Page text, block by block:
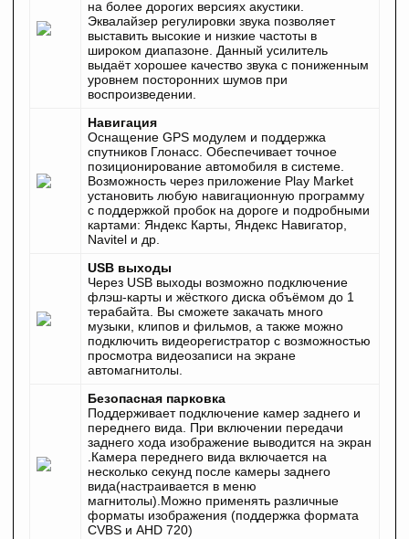
на более дорогих версиях акустики.
Эквалайзер регулировки звука позволяет
выставить высокие и низкие частоты в
широком диапазоне. Данный усилитель
выдаёт хорошее качество звука с пониженным
уровнем посторонних шумов при
воспроизведении.
Навигация
Оснащение GPS модулем и поддержка
спутников Глонасс. Обеспечивает точное
позиционирование автомобиля в системе.
Возможность через приложение Play Market
установить любую навигационную программу
с поддержкой пробок на дороге и подробными
картами: Яндекс Карты, Яндекс Навигатор,
Navitel и др.
USB выходы
Через USB выходы возможно подключение
флэш-карты и жёсткого диска объёмом до 1
терабайта. Вы сможете закачать много
музыки, клипов и фильмов, а также можно
подключить видеорегистратор с возможностью
просмотра видеозаписи на экране
автомагнитолы.
Безопасная парковка
Поддерживает подключение камер заднего и
переднего вида. При включении передачи
заднего хода изображение выводится на экран
.Камера переднего вида включается на
несколько секунд после камеры заднего
вида(настраивается в меню
магнитолы).Можно применять различные
форматы изображения (поддержка формата
CVBS и AHD 720)